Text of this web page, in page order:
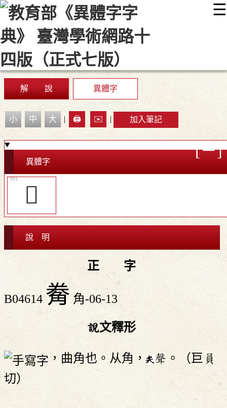
☰
::: 最新消息 常見問題 編輯說明
顯示模式
網站導覽
解 說 異體字
小 中 大 | 🖨️ ✉️ | 加入筆記
異體字
𩓫
說 明
正 字
B04614 觠 角-06-13
說文釋形
，曲角也。从角，
聲。（巨員
切）